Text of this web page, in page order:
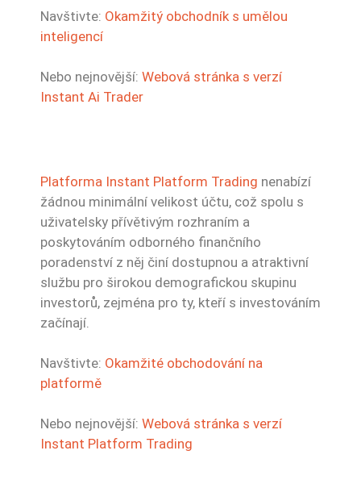
Navštivte: Okamžitý obchodník s umělou
inteligencí
Nebo nejnovější: Webová stránka s verzí
Instant Ai Trader
Platforma Instant Platform Trading nenabízí
žádnou minimální velikost účtu, což spolu s
uživatelsky přívětivým rozhraním a
poskytováním odborného finančního
poradenství z něj činí dostupnou a atraktivní
službu pro širokou demografickou skupinu
investorů, zejména pro ty, kteří s investováním
začínají.
Navštivte: Okamžité obchodování na
platformě
Nebo nejnovější: Webová stránka s verzí
Instant Platform Trading